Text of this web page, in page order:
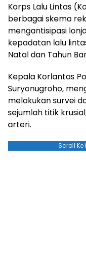
Korps Lalu Lintas
berbagai skema
mengantisipasi
kepadatan lalu
Natal dan Tahun
Kepala Korlantas
Suryonugroho,
melakukan survei
sejumlah titik
arteri.
Scroll